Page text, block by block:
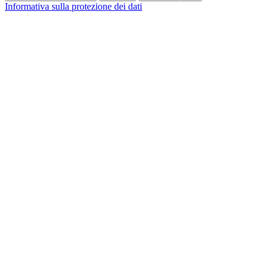
Informativa sulla protezione dei dati